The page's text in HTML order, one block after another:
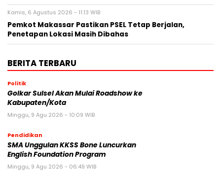
Kamis, 6 Agustus 2026 - 11:13 WIB
Pemkot Makassar Pastikan PSEL Tetap Berjalan,
Penetapan Lokasi Masih Dibahas
BERITA TERBARU
Politik
Golkar Sulsel Akan Mulai Roadshow ke
Kabupaten/Kota
Minggu, 9 Agu 2026 - 10:09 WIB
Pendidikan
SMA Unggulan KKSS Bone Luncurkan
English Foundation Program
Minggu, 9 Agu 2026 - 06:49 WIB